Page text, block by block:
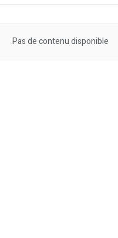
Pas de contenu disponible